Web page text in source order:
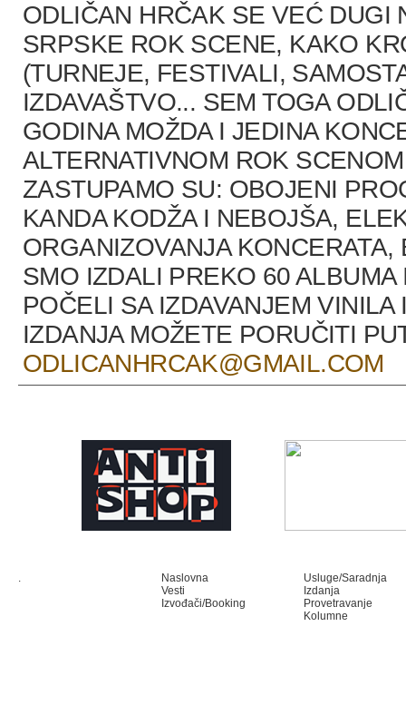
ODLIČAN HRČAK SE VEĆ DUGI
SRPSKE ROK SCENE, KAKO
(TURNEJE, FESTIVALI,
IZDAVAŠTVO... SEM TOGA
GODINA MOŽDA I JEDINA
ALTERNATIVNOM ROK
ZASTUPAMO SU: OBOJENI
KANDA KODŽA I NEBOJŠA,
ORGANIZOVANJA
SMO IZDALI PREKO 60
POČELI SA IZDAVANJEM
IZDANJA MOŽETE PORUČITI
ODLICANHRCAK@GMAIL.COM
.
Naslovna
Vesti
Izvođači/Booking
Usluge/Saradnja
Izdanja
Provetravanje
Kolumne